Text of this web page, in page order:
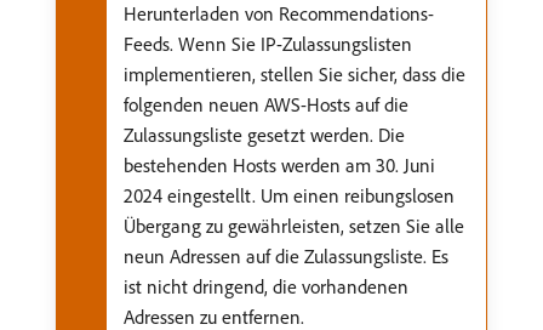
Herunterladen von Recommendations-
Feeds. Wenn Sie IP-Zulassungslisten
implementieren, stellen Sie sicher, dass die
folgenden neuen AWS-Hosts auf die
Zulassungsliste gesetzt werden. Die
bestehenden Hosts werden am 30. Juni
2024 eingestellt. Um einen reibungslosen
Übergang zu gewährleisten, setzen Sie alle
neun Adressen auf die Zulassungsliste. Es
ist nicht dringend, die vorhandenen
Adressen zu entfernen.